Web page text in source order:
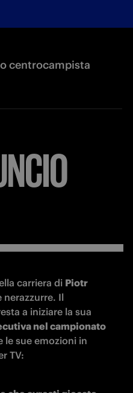
centrocampista
carriera di Piotr
Il
nel campionato
sue emozioni in
TV: